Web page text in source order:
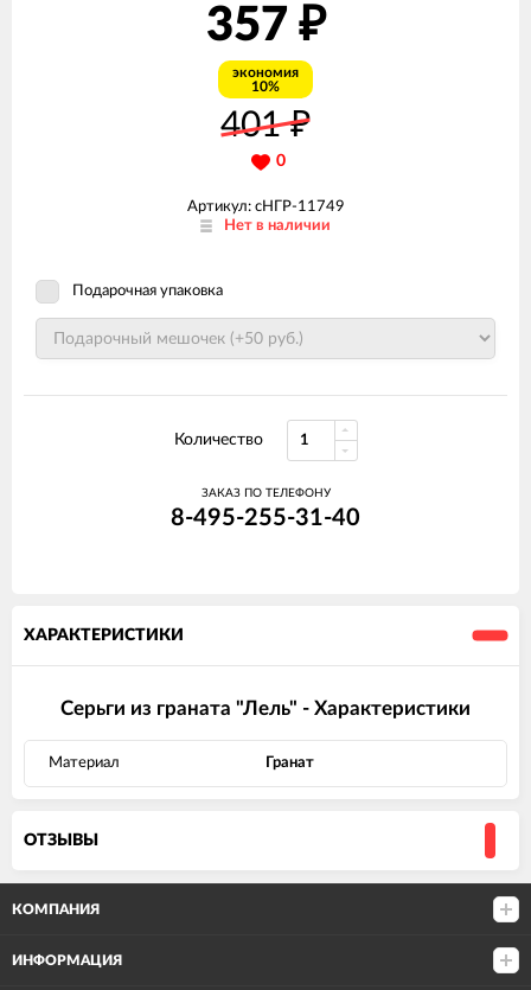
357 ₽
экономия
10%
401₽
0
Артикул: сНГР-11749
Нет в наличии
Подарочная упаковка
Количество
ЗАКАЗ ПО ТЕЛЕФОНУ
8-495-255-31-40
ХАРАКТЕРИСТИКИ
Серьги из граната "Лель" - Характеристики
Материал Гранат
ОТЗЫВЫ
КОМПАНИЯ
ИНФОРМАЦИЯ